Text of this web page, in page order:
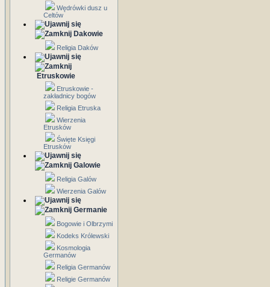
Wędrówki dusz u
Celtów
Dakowie
Religia Daków
Etruskowie
Etruskowie -
zakładnicy bogów
Religia Etruska
Wierzenia
Etrusków
Święte Księgi
Etrusków
Galowie
Religia Galów
Wierzenia Galów
Germanie
Bogowie i Olbrzymi
Kodeks Królewski
Kosmologia
Germanów
Religia Germanów
Religie Germanów